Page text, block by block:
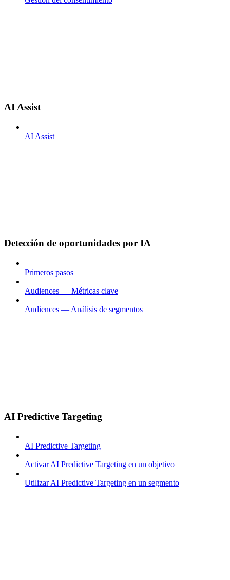
AI Assist
AI Assist
Detección de oportunidades por IA
Primeros pasos
Audiences — Métricas clave
Audiences — Análisis de segmentos
AI Predictive Targeting
AI Predictive Targeting
Activar AI Predictive Targeting en un objetivo
Utilizar AI Predictive Targeting en un segmento